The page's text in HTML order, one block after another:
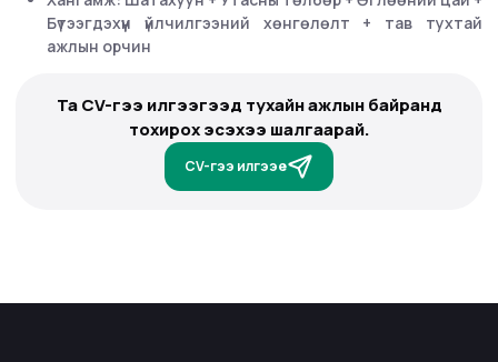
Бүтээгдэхүүн үйлчилгээний хөнгөлөлт + тав тухтай
ажлын орчин
Та CV-гээ илгээгээд тухайн ажлын байранд
тохирох эсэхээ шалгаарай.
CV-гээ илгээе